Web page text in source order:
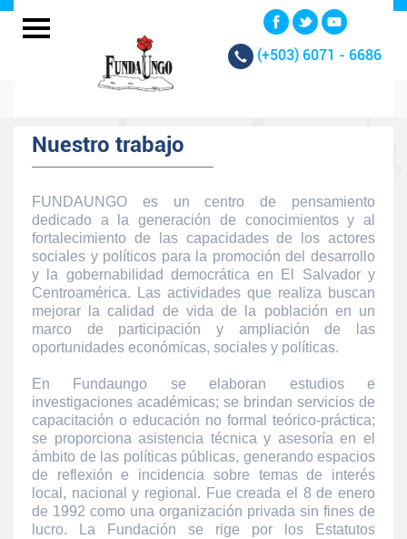
(+503) 6071 - 6686
Nuestro trabajo
FUNDAUNGO es un centro de pensamiento
dedicado a la generación de conocimientos y al
fortalecimiento de las capacidades de los actores
sociales y políticos para la promoción del desarrollo
y la gobernabilidad democrática en El Salvador y
Centroamérica. Las actividades que realiza buscan
mejorar la calidad de vida de la población en un
marco de participación y ampliación de las
oportunidades económicas, sociales y políticas.
En Fundaungo se elaboran estudios e
investigaciones académicas; se brindan servicios de
capacitación o educación no formal teórico-práctica;
se proporciona asistencia técnica y asesoría en el
ámbito de las políticas públicas, generando espacios
de reflexión e incidencia sobre temas de interés
local, nacional y regional. Fue creada el 8 de enero
de 1992 como una organización privada sin fines de
lucro. La Fundación se rige por los Estatutos